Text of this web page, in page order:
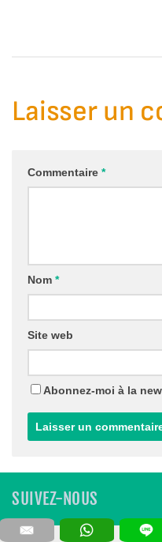
Laisser un
Commentaire *
Nom *
Site web
Abonnez-moi à la
SUIVEZ-NOUS